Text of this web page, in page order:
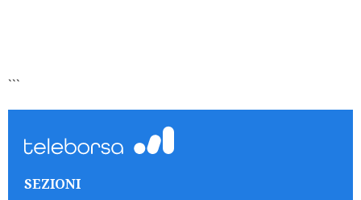
```
SEZIONI